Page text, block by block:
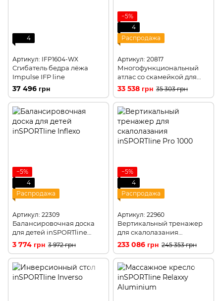
4
Артикул: IFP1604-WX
Сгибатель бедра лёжа
Impulse IFP line
37 496 грн
−5%
4
Распродажа
Артикул: 20817
Многофункциональный
атлас со скамейкой для
тренировок inSPORTline
Power Rack PW60
33 538 грн 35 303 грн
−5%
4
Распродажа
Артикул: 22309
Балансировочная доска
для детей inSPORTline
Inflexo
3 774 грн 3 972 грн
−5%
4
Распродажа
Артикул: 22960
Вертикальный тренажер
для скалолазания
inSPORTline Pro 1000
233 086 грн 245 353 грн